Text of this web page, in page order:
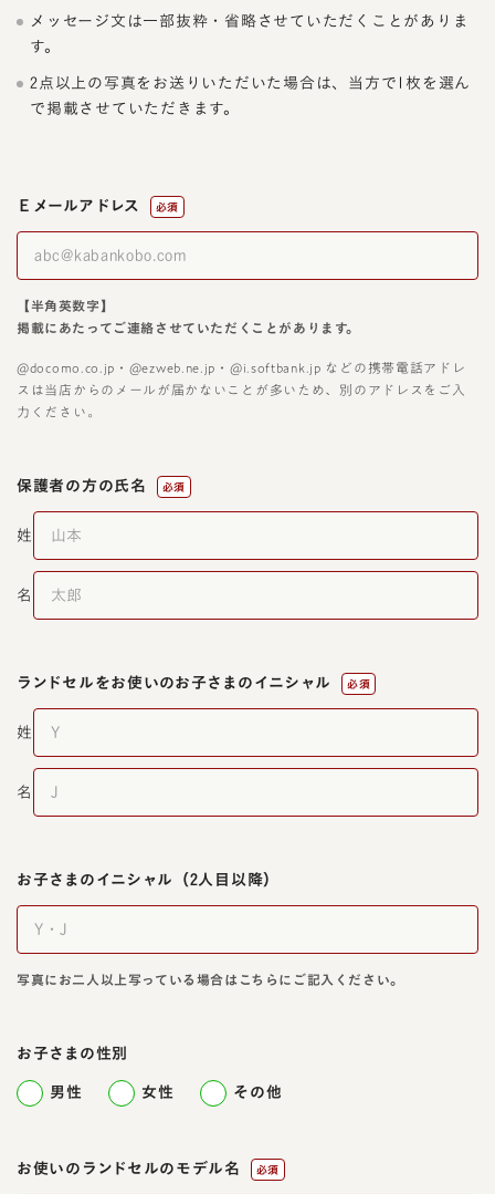
メッセージ文は一部抜粋・省略させていただくことがありま
す。
2点以上の写真をお送りいただいた場合は、当方で1枚を選ん
で掲載させていただきます。
Ｅメールアドレス 必須
【半角英数字】
掲載にあたってご連絡させていただくことがあります。
@docomo.co.jp・@ezweb.ne.jp・@i.softbank.jp などの携帯電話アドレ
スは当店からのメールが届かないことが多いため、別のアドレスをご入
力ください。
保護者の方の氏名 必須
姓
名
ランドセルをお使いのお子さまのイニシャル 必須
姓
名
お子さまのイニシャル （2人目以降）
写真にお二人以上写っている場合はこちらにご記入ください。
お子さまの性別
男性 女性 その他
お使いのランドセルのモデル名 必須